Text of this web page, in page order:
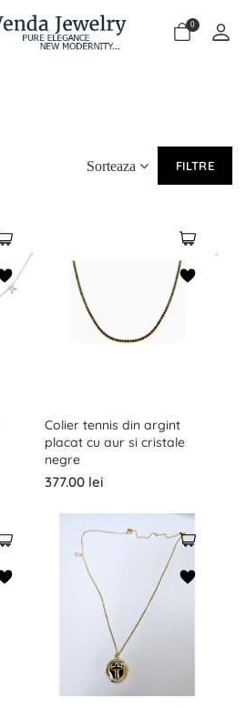
0
Sorteaza FILTRE
Colier tennis din argint
placat cu aur si cristale
negre
377.00 lei